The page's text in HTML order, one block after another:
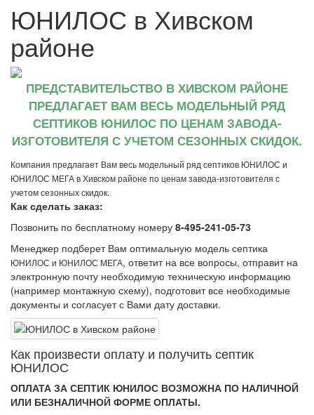
ЮНИЛОС в Хивском
районе
ПРЕДСТАВИТЕЛЬСТВО В ХИВСКОМ РАЙОНЕ
ПРЕДЛАГАЕТ ВАМ ВЕСЬ МОДЕЛЬНЫЙ РЯД
СЕПТИКОВ ЮНИЛОС ПО ЦЕНАМ ЗАВОДА-
ИЗГОТОВИТЕЛЯ С УЧЕТОМ СЕЗОННЫХ СКИДОК.
Компания предлагает Вам весь модельный ряд септиков ЮНИЛОС и
ЮНИЛОС МЕГА в Хивском районе по ценам завода-изготовителя с
учетом сезонных скидок.
Как сделать заказ:
Позвонить по бесплатному номеру 8-495-241-05-73
Менеджер подберет Вам оптимальную модель септика
ЮНИЛОС и ЮНИЛОС МЕГА, ответит на все вопросы, отправит на
электронную почту необходимую техническую информацию
(например монтажную схему), подготовит все необходимые
документы и согласует с Вами дату доставки.
Как произвеcти оплату и получить септик
ЮНИЛОС
ОПЛАТА ЗА СЕПТИК ЮНИЛОС ВОЗМОЖНА ПО НАЛИЧНОЙ
ИЛИ БЕЗНАЛИЧНОЙ ФОРМЕ ОПЛАТЫ.